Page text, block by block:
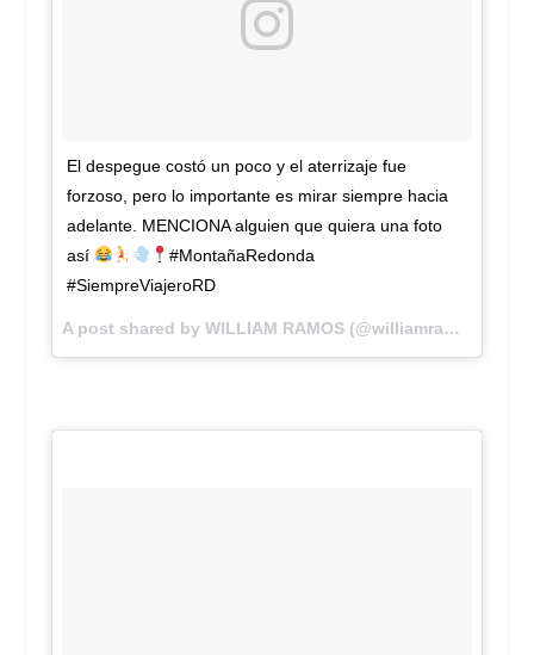
El despegue costó un poco y el aterrizaje fue
forzoso, pero lo importante es mirar siempre hacia
adelante. MENCIONA alguien que quiera una foto
así
#MontañaRedonda
#SiempreViajeroRD
A post shared by WILLIAM RAMOS (@williamramostv) on